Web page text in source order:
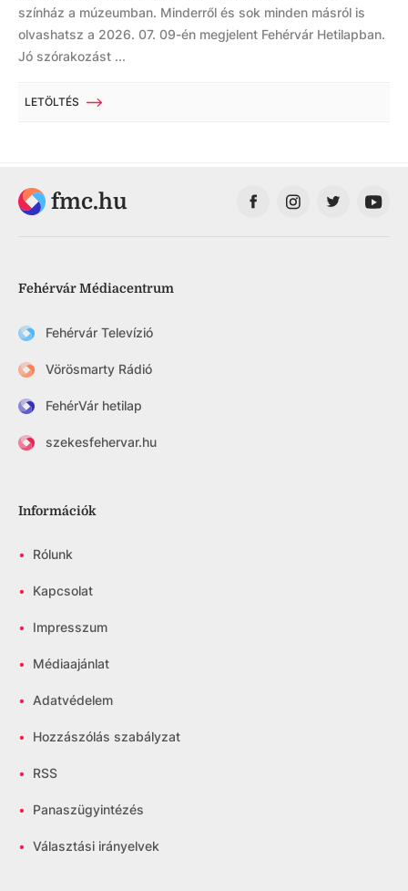
színház a múzeumban. Minderről és sok minden másról is
olvashatsz a 2026. 07. 09-én megjelent Fehérvár Hetilapban.
Jó szórakozást ...
LETÖLTÉS
fmc.hu
Fehérvár Médiacentrum
Fehérvár Televízió
Vörösmarty Rádió
FehérVár hetilap
szekesfehervar.hu
Információk
• Rólunk
• Kapcsolat
• Impresszum
• Médiaajánlat
• Adatvédelem
• Hozzászólás szabályzat
• RSS
• Panaszügyintézés
• Választási irányelvek